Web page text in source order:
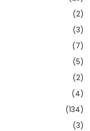
(2)
(3)
(7)
(5)
(2)
(4)
(134)
(3)